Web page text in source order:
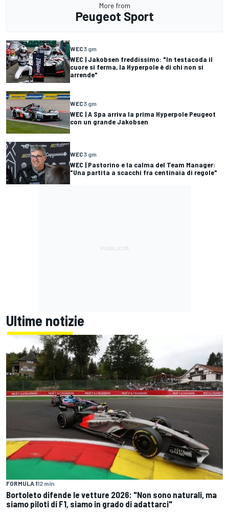
More from
Peugeot Sport
WEC3 gm
WEC | Jakobsen freddissimo: "In testacoda il
cuore si ferma, la Hyperpole è di chi non si
arrende"
WEC3 gm
WEC | A Spa arriva la prima Hyperpole Peugeot
con un grande Jakobsen
WEC3 gm
WEC | Pastorino e la calma del Team Manager:
"Una partita a scacchi fra centinaia di regole"
Ultime notizie
FORMULA 112 min
Bortoleto difende le vetture 2026: "Non sono naturali, ma
siamo piloti di F1, siamo in grado di adattarci"